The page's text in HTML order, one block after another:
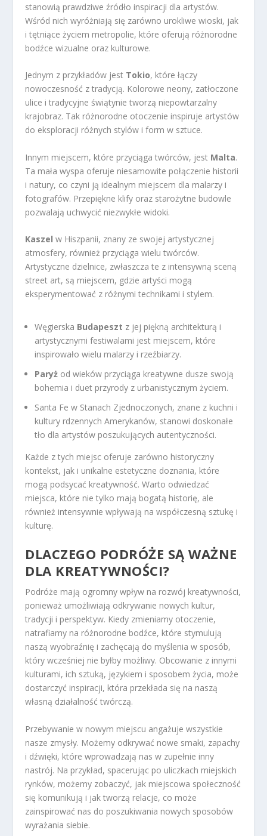
stanowią prawdziwe źródło inspiracji dla artystów.
Wśród nich wyróżniają się zarówno urokliwe wioski, jak
i tętniące życiem metropolie, które oferują różnorodne
bodźce wizualne oraz kulturowe.
Jednym z przykładów jest Tokio, które łączy
nowoczesność z tradycją. Kolorowe neony, zatłoczone
ulice i tradycyjne świątynie tworzą niepowtarzalny
krajobraz. Tak różnorodne otoczenie inspiruje artystów
do eksploracji różnych stylów i form w sztuce.
Innym miejscem, które przyciąga twórców, jest Malta.
Ta mała wyspa oferuje niesamowite połączenie historii
i natury, co czyni ją idealnym miejscem dla malarzy i
fotografów. Przepiękne klify oraz starożytne budowle
pozwalają uchwycić niezwykłe widoki.
Kaszel w Hiszpanii, znany ze swojej artystycznej
atmosfery, również przyciąga wielu twórców.
Artystyczne dzielnice, zwłaszcza te z intensywną sceną
street art, są miejscem, gdzie artyści mogą
eksperymentować z różnymi technikami i stylem.
Węgierska Budapeszt z jej piękną architekturą i
artystycznymi festiwalami jest miejscem, które
inspirowało wielu malarzy i rzeźbiarzy.
Paryż od wieków przyciąga kreatywne dusze swoją
bohemia i duet przyrody z urbanistycznym życiem.
Santa Fe w Stanach Zjednoczonych, znane z kuchni i
kultury rdzennych Amerykanów, stanowi doskonałe
tło dla artystów poszukujących autentyczności.
Każde z tych miejsc oferuje zarówno historyczny
kontekst, jak i unikalne estetyczne doznania, które
mogą podsycać kreatywność. Warto odwiedzać
miejsca, które nie tylko mają bogatą historię, ale
również intensywnie wpływają na współczesną sztukę i
kulturę.
DLACZEGO PODRÓŻE SĄ WAŻNE
DLA KREATYWNOŚCI?
Podróże mają ogromny wpływ na rozwój kreatywności,
ponieważ umożliwiają odkrywanie nowych kultur,
tradycji i perspektyw. Kiedy zmieniamy otoczenie,
natrafiamy na różnorodne bodźce, które stymulują
naszą wyobraźnię i zachęcają do myślenia w sposób,
który wcześniej nie byłby możliwy. Obcowanie z innymi
kulturami, ich sztuką, językiem i sposobem życia, może
dostarczyć inspiracji, która przekłada się na naszą
własną działalność twórczą.
Przebywanie w nowym miejscu angażuje wszystkie
nasze zmysły. Możemy odkrywać nowe smaki, zapachy
i dźwięki, które wprowadzają nas w zupełnie inny
nastrój. Na przykład, spacerując po uliczkach miejskich
rynków, możemy zobaczyć, jak miejscowa społeczność
się komunikują i jak tworzą relacje, co może
zainspirować nas do poszukiwania nowych sposobów
wyrażania siebie.